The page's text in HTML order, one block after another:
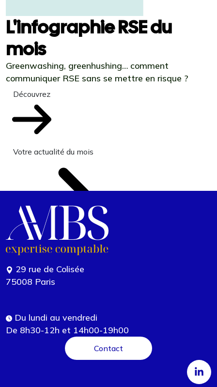
L'infographie RSE du
mois
Greenwashing, greenhushing… comment
communiquer RSE sans se mettre en risque ?
Découvrez
Votre actualité du mois
29 rue de Colisée
75008 Paris
Du lundi au vendredi
De 8h30-12h et 14h00-19h00
Contact